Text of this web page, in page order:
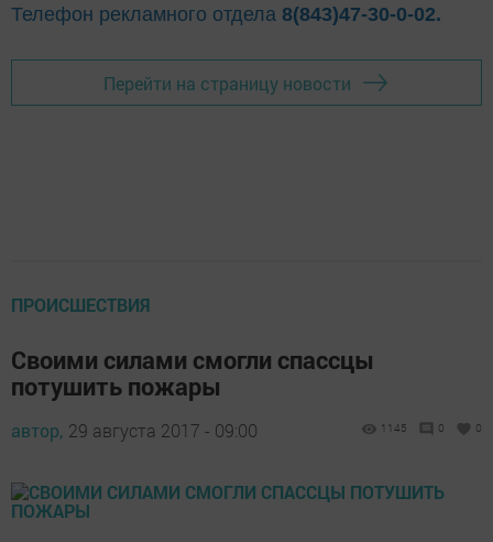
Телефон рекламного отдела 8(843)47-30-0-02.
Перейти на страницу новости
ПРОИСШЕСТВИЯ
Своими силами смогли спассцы
потушить пожары
автор, 29 августа 2017 - 09:00 1145 0 0